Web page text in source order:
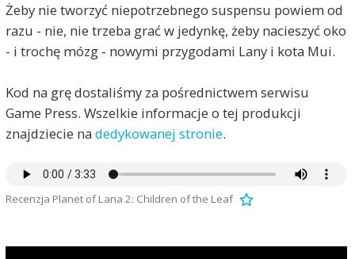
Żeby nie tworzyć niepotrzebnego suspensu powiem od
razu - nie, nie trzeba grać w jedynkę, żeby nacieszyć oko
- i trochę mózg - nowymi przygodami Lany i kota Mui.
Kod na grę dostaliśmy za pośrednictwem serwisu
Game Press. Wszelkie informacje o tej produkcji
znajdziecie na dedykowanej stronie.
Recenzja Planet of Lana 2: Children of the Leaf